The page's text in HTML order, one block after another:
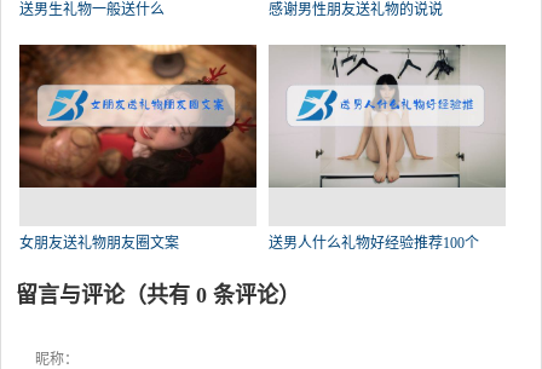
送男生礼物一般送什么 感谢男性朋友送礼物的说说
女朋友送礼物朋友圈文案 送男人什么礼物好经验推荐100个
留言与评论（共有 0 条评论）
昵称：